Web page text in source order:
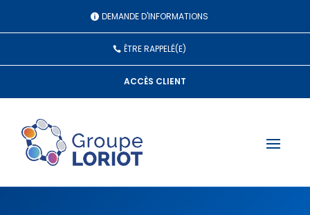
DEMANDE D'INFORMATIONS
ÊTRE RAPPELÉ(E)
ACCÈS CLIENT